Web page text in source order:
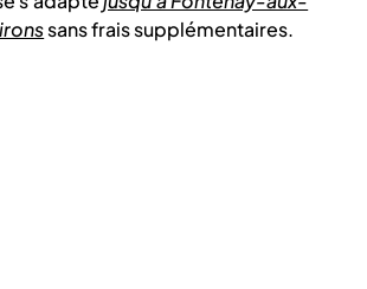
sans frais supplémentaires.